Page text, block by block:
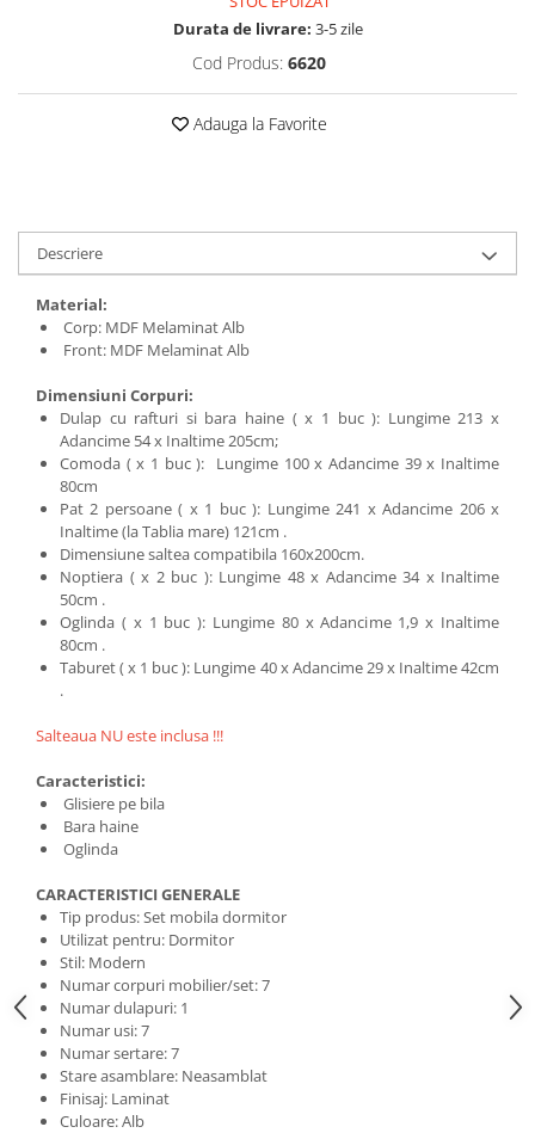
Durata de livrare: 3-5 zile
Cod Produs: 6620
Adauga la Favorite
Descriere
Material:
Corp: MDF Melaminat Alb
Front: MDF Melaminat Alb
Dimensiuni Corpuri:
Dulap cu rafturi si bara haine ( x 1 buc ): Lungime 213 x
Adancime 54 x Inaltime 205cm;
Comoda ( x 1 buc ): Lungime 100 x Adancime 39 x Inaltime
80cm
Pat 2 persoane ( x 1 buc ): Lungime 241 x Adancime 206 x
Inaltime (la Tablia mare) 121cm .
Dimensiune saltea compatibila 160x200cm.
Noptiera ( x 2 buc ): Lungime 48 x Adancime 34 x Inaltime
50cm .
Oglinda ( x 1 buc ): Lungime 80 x Adancime 1,9 x Inaltime
80cm .
Taburet ( x 1 buc ): Lungime 40 x Adancime 29 x Inaltime 42cm
.
Salteaua NU este inclusa !!!
Caracteristici:
Glisiere pe bila
Bara haine
Oglinda
CARACTERISTICI GENERALE
Tip produs: Set mobila dormitor
Utilizat pentru: Dormitor
Stil: Modern
Numar corpuri mobilier/set: 7
Numar dulapuri: 1
Numar usi: 7
Numar sertare: 7
Stare asamblare: Neasamblat
Finisaj: Laminat
Culoare: Alb